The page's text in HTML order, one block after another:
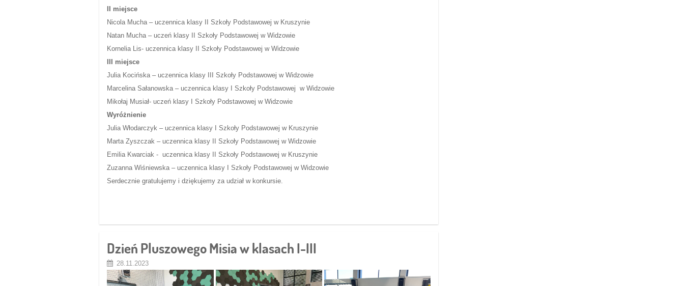
II miejsce
Nicola Mucha – uczennica klasy II Szkoły Podstawowej w Kruszynie
Natan Mucha – uczeń klasy II Szkoły Podstawowej w Widzowie
Kornelia Lis- uczennica klasy II Szkoły Podstawowej w Widzowie
III miejsce
Julia Kocińska – uczennica klasy III Szkoły Podstawowej w Widzowie
Marcelina Sałanowska – uczennica klasy I Szkoły Podstawowej w Widzowie
Mikołaj Musiał- uczeń klasy I Szkoły Podstawowej w Widzowie
Wyróżnienie
Julia Włodarczyk – uczennica klasy I Szkoły Podstawowej w Kruszynie
Marta Zyszczak – uczennica klasy II Szkoły Podstawowej w Widzowie
Emilia Kwarciak - uczennica klasy II Szkoły Podstawowej w Kruszynie
Zuzanna Wiśniewska – uczennica klasy I Szkoły Podstawowej w Widzowie
Serdecznie gratulujemy i dziękujemy za udział w konkursie.
Dzień Pluszowego Misia w klasach I-III
28.11.2023